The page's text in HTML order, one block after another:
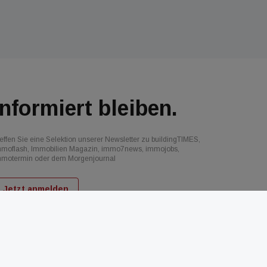
bleiben.
Sie eine Selektion unserer Newsletter zu buildingTIMES,
Immobilien Magazin, immo7news, immojobs,
oder dem Morgenjournal
Jetzt anmelden